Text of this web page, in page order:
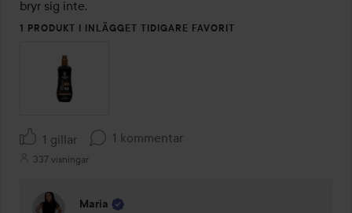
bryr sig inte.
1 PRODUKT I INLÄGGET TIDIGARE FAVORIT
1 gillar 1 kommentar
337 visningar
Maria